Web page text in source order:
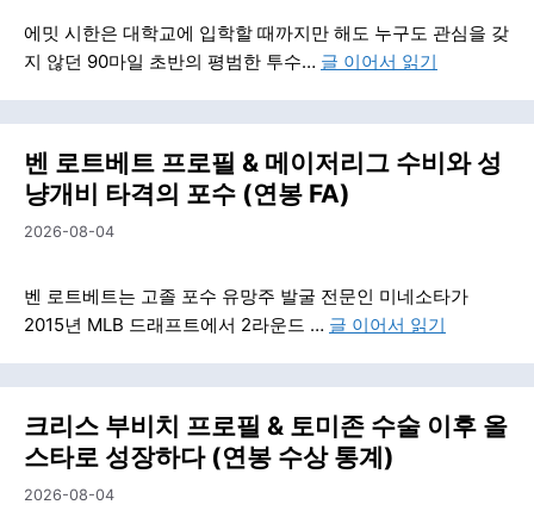
에밋 시한은 대학교에 입학할 때까지만 해도 누구도 관심을 갖
지 않던 90마일 초반의 평범한 투수… 글 이어서 읽기
벤 로트베트 프로필 & 메이저리그 수비와 성
냥개비 타격의 포수 (연봉 FA)
2026-08-04
벤 로트베트는 고졸 포수 유망주 발굴 전문인 미네소타가
2015년 MLB 드래프트에서 2라운드 … 글 이어서 읽기
크리스 부비치 프로필 & 토미존 수술 이후 올
스타로 성장하다 (연봉 수상 통계)
2026-08-04